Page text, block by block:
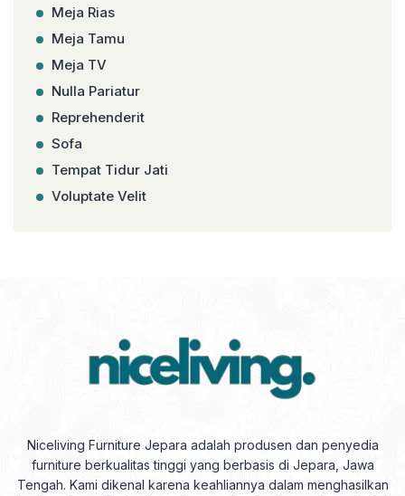
Meja Rias
Meja Tamu
Meja TV
Nulla Pariatur
Reprehenderit
Sofa
Tempat Tidur Jati
Voluptate Velit
Niceliving Furniture Jepara adalah produsen dan penyedia
furniture berkualitas tinggi yang berbasis di Jepara, Jawa
Tengah. Kami dikenal karena keahliannya dalam menghasilkan